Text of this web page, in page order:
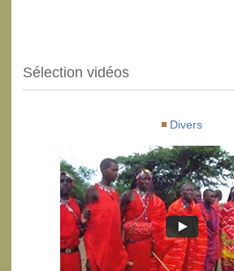
Sélection vidéos
Divers